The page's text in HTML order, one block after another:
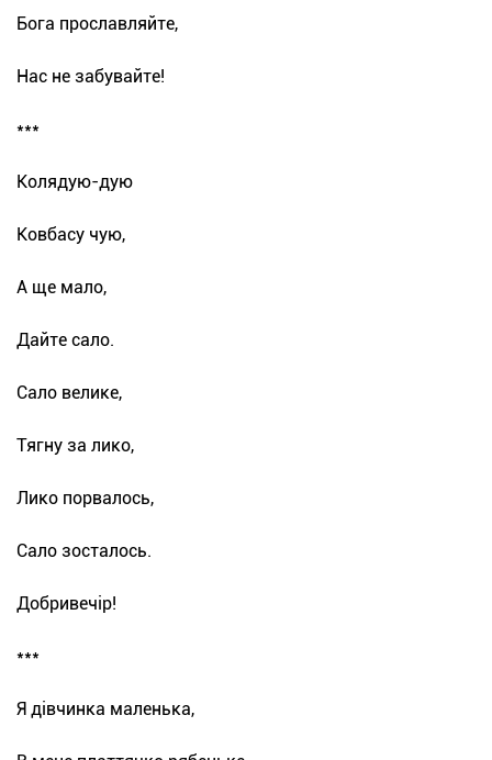
Бога прославляйте,
Нас не забувайте!
***
Колядую-дую
Ковбасу чую,
А ще мало,
Дайте сало.
Сало велике,
Тягну за лико,
Лико порвалось,
Сало зосталось.
Добривечір!
***
Я дівчинка маленька,